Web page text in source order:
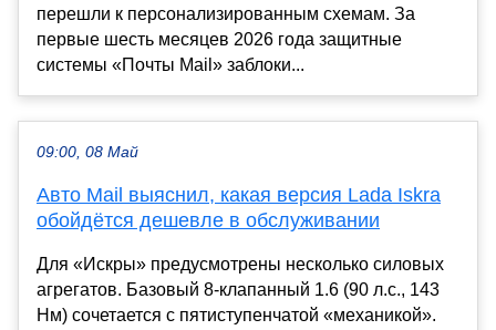
перешли к персонализированным схемам. За
первые шесть месяцев 2026 года защитные
системы «Почты Mail» заблоки...
09:00, 08 Май
Авто Mail выяснил, какая версия Lada Iskra
обойдётся дешевле в обслуживании
Для «Искры» предусмотрены несколько силовых
агрегатов. Базовый 8-клапанный 1.6 (90 л.с., 143
Нм) сочетается с пятиступенчатой «механикой».